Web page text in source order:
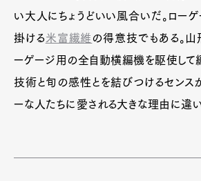
い大人にちょうどいい風合いだ。ロー
掛ける米富繊維 の得意技でもある。
ーゲージ用の全自動横編機を駆使して
技術と旬の感性とを結びつけるセンス
ーな人たちに愛される大きな理由に違い